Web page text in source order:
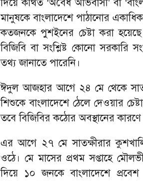
দিয়ে কথিত ‘অবৈধ অভিবাসী’ বা
মানুষকে বাংলাদেশে পাঠানোর
কতজনকে পুশইনের চেষ্টা করা
বিজিবি বা সংশ্লিষ্ট কোনো সরকারি
তথ্য জানাতে পারেনি।
ঈদুল আজহার আগে ২৪ মে থেকে
শিশুকে বাংলাদেশে ঠেলে দেওয়ার
তবে বিজিবির কঠোর অবস্থানের কারণে
এর আগে ২৭ মে সাতক্ষীরার
ওঠে। মে মাসের প্রথম সপ্তাহে
দিয়ে ১০ জনকে বাংলাদেশে